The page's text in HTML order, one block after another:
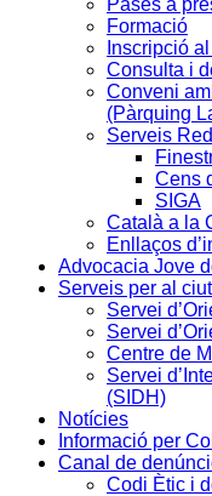
Formació
Inscripció
Consulta i
Conveni
(Pàrquing
Serveis
Cens
SIGA
Català a la
Enllaços
Advocacia Jove
Serveis per al
Servei
Servei
Centre de
Servei
(SIDH)
Notícies
Informació per
Canal de
Codi Ètic i